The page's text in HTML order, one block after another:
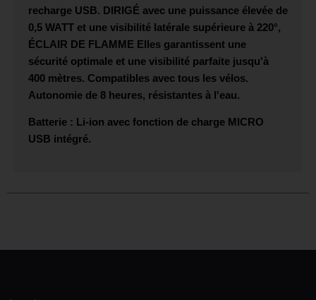
recharge USB. DIRIGÉ avec une puissance élevée de
0,5 WATT et une visibilité latérale supérieure à 220°,
ÉCLAIR DE FLAMME Elles garantissent une
sécurité optimale et une visibilité parfaite jusqu'à
400 mètres. Compatibles avec tous les vélos.
Autonomie de 8 heures, résistantes à l'eau.
Batterie : Li-ion avec fonction de charge MICRO
USB intégré.